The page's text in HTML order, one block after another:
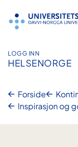
innhold
LOGG INN
HELSENORGE
Forside
Inspirasjon og